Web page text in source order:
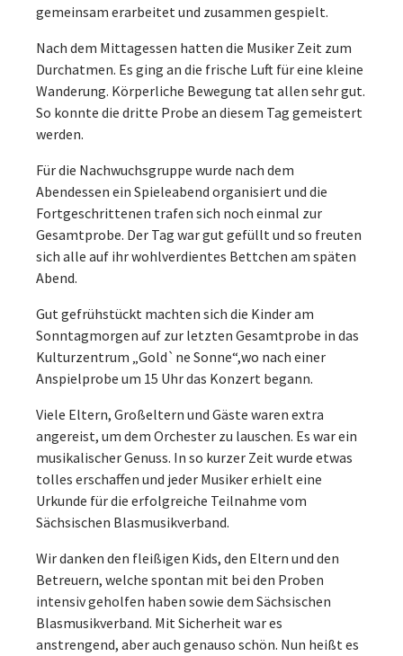
gemeinsam erarbeitet und zusammen gespielt.
Nach dem Mittagessen hatten die Musiker Zeit zum
Durchatmen. Es ging an die frische Luft für eine kleine
Wanderung. Körperliche Bewegung tat allen sehr gut.
So konnte die dritte Probe an diesem Tag gemeistert
werden.
Für die Nachwuchsgruppe wurde nach dem
Abendessen ein Spieleabend organisiert und die
Fortgeschrittenen trafen sich noch einmal zur
Gesamtprobe. Der Tag war gut gefüllt und so freuten
sich alle auf ihr wohlverdientes Bettchen am späten
Abend.
Gut gefrühstückt machten sich die Kinder am
Sonntagmorgen auf zur letzten Gesamtprobe in das
Kulturzentrum „Gold`ne Sonne“,wo nach einer
Anspielprobe um 15 Uhr das Konzert begann.
Viele Eltern, Großeltern und Gäste waren extra
angereist, um dem Orchester zu lauschen. Es war ein
musikalischer Genuss. In so kurzer Zeit wurde etwas
tolles erschaffen und jeder Musiker erhielt eine
Urkunde für die erfolgreiche Teilnahme vom
Sächsischen Blasmusikverband.
Wir danken den fleißigen Kids, den Eltern und den
Betreuern, welche spontan mit bei den Proben
intensiv geholfen haben sowie dem Sächsischen
Blasmusikverband. Mit Sicherheit war es
anstrengend, aber auch genauso schön. Nun heißt es